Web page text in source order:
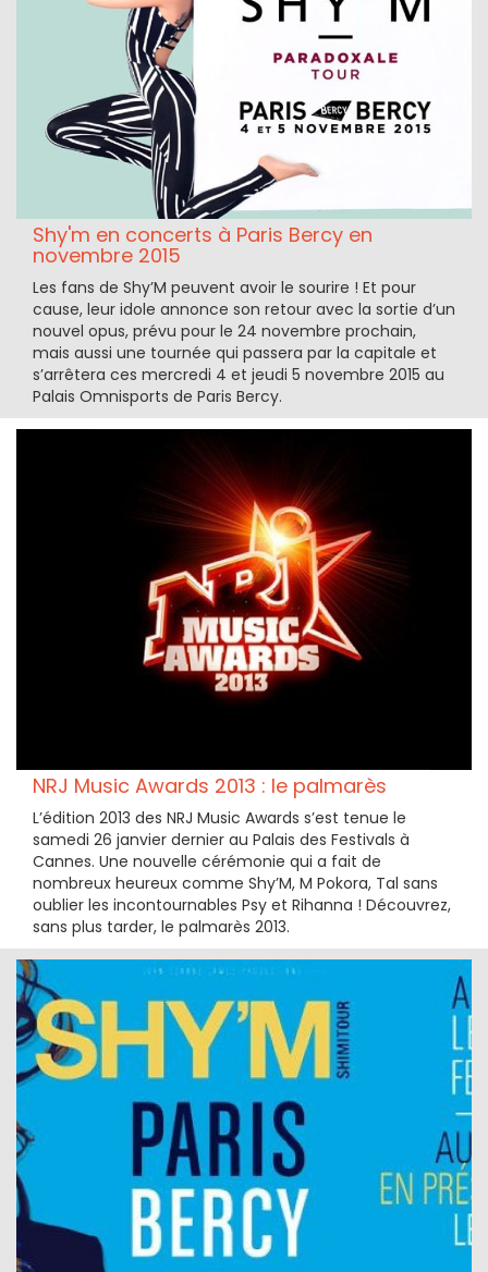
Shy'm en concerts à Paris Bercy en
novembre 2015
Les fans de Shy’M peuvent avoir le sourire ! Et pour
cause, leur idole annonce son retour avec la sortie d’un
nouvel opus, prévu pour le 24 novembre prochain,
mais aussi une tournée qui passera par la capitale et
s’arrêtera ces mercredi 4 et jeudi 5 novembre 2015 au
Palais Omnisports de Paris Bercy.
NRJ Music Awards 2013 : le palmarès
L’édition 2013 des NRJ Music Awards s’est tenue le
samedi 26 janvier dernier au Palais des Festivals à
Cannes. Une nouvelle cérémonie qui a fait de
nombreux heureux comme Shy’M, M Pokora, Tal sans
oublier les incontournables Psy et Rihanna ! Découvrez,
sans plus tarder, le palmarès 2013.